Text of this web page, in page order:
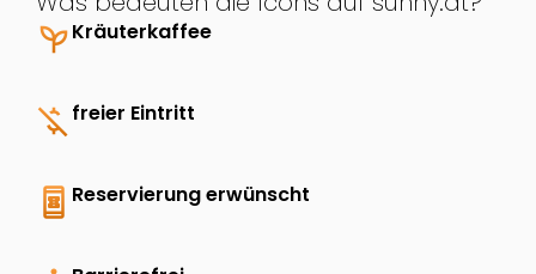
psychiatryKräuterkaffee
money_off freier Eintritt
book_online Reservierung erwünscht